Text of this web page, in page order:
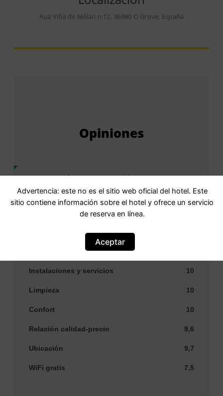
Rua Viña de Millan n.12, 36980 O Grove, España
Opiniones
Puntuación9,9Puntuación: 9.9
ExcepcionalValoración: excepcional · 19
comentarios
19 comentarios
Instalaciones y servicios 10
Limpieza 10
Confort 10
Relación calidad-precio 9,6
Ubicación 9,7
WiFi gratis 7,5
Advertencia: este no es el sitio web oficial del hotel. Este
sitio contiene información sobre el hotel y ofrece un servicio
de reserva en línea.
Aceptar